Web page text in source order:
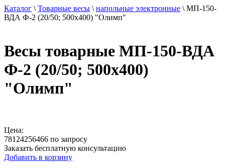
Каталог \ Товарные весы \ напольные электронные \ МП-150-
ВДА Ф-2 (20/50; 500х400) "Олимп"
Весы товарные МП-150-ВДА
Ф-2 (20/50; 500х400)
"Олимп"
Цена:
78124256466 по запросу
Заказать бесплатную консультацию
Добавить в корзину